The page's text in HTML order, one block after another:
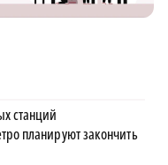
станций
планируют закончить